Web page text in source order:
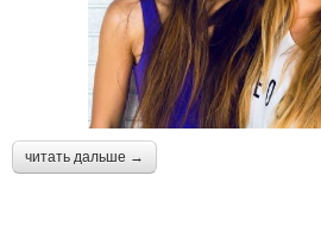
читать дальше →